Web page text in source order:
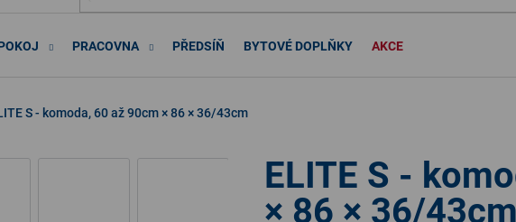
PRACOVNA PŘEDSÍŇ BYTOVÉ DOPLŇKY AKCE
S - komoda, 60 až 90cm × 86 × 36/43cm
ELITE S -
× 86 × 36/43cm